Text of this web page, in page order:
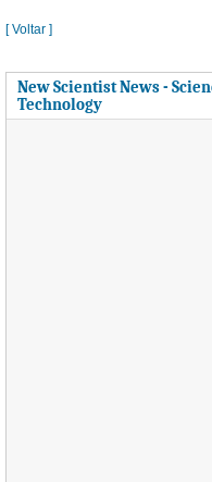
[ Voltar ]
New Scientist News -
Technology